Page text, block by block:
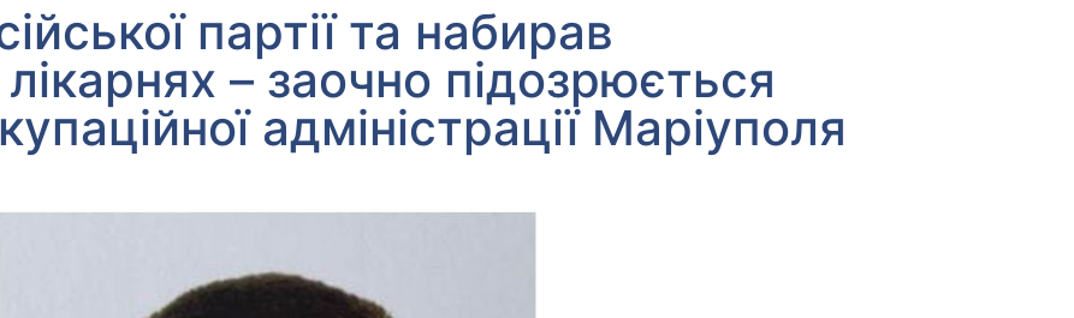
партії та набирав
– заочно підозрюється
адміністрації Маріуполя